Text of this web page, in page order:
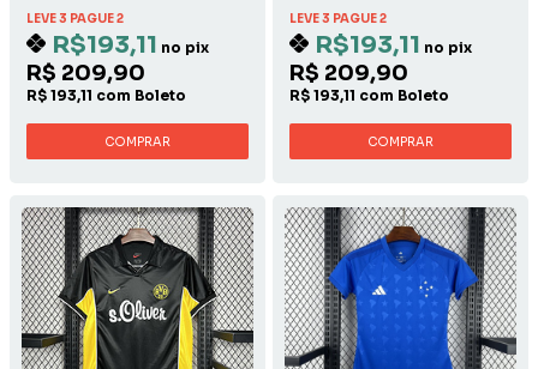
LEVE 3 PAGUE 2
R$193,11 no pix
R$ 209,90
R$ 193,11 com Boleto
COMPRAR
LEVE 3 PAGUE 2
R$193,11 no pix
R$ 209,90
R$ 193,11 com Boleto
COMPRAR